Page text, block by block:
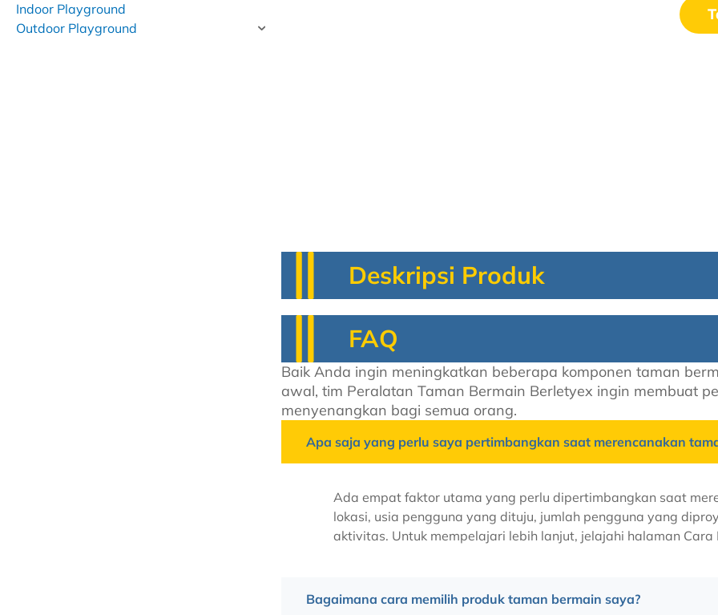
Indoor Playground
Outdoor Playground
Deskripsi Produk
FAQ
Baik Anda ingin meningkatkan beberapa komponen taman
awal, tim Peralatan Taman Bermain Berletyex ingin membuat
menyenangkan bagi semua orang.
Apa saja yang perlu saya pertimbangkan saat merencanakan
Ada empat faktor utama yang perlu dipertimbangkan saat
lokasi, usia pengguna yang dituju, jumlah pengguna yang
aktivitas. Untuk mempelajari lebih lanjut, jelajahi halaman Cara
Bagaimana cara memilih produk taman bermain saya?